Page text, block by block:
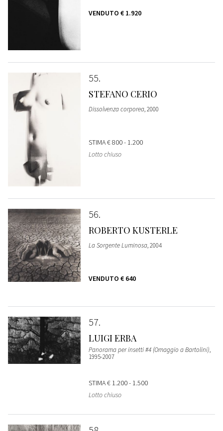
VENDUTO € 1.920
55
STEFANO CERIO
Dissolvenza corporea, 2000
STIMA€ 800 - 1.200
Lotto chiuso
56
ROBERTO KUSTERLE
La Sorgente Luminosa, 2004
VENDUTO € 640
57
LUIGI ERBA
Panorama per insetti #4 (Omaggio a Bartolini),
1995-2007
STIMA€ 1.200 - 1.500
Lotto chiuso